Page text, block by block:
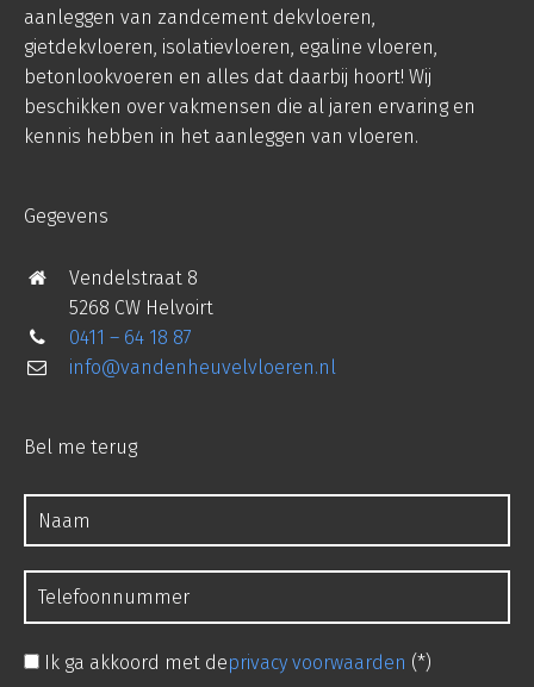
aanleggen van zandcement dekvloeren,
gietdekvloeren, isolatievloeren, egaline vloeren,
betonlookvoeren en alles dat daarbij hoort! Wij
beschikken over vakmensen die al jaren ervaring en
kennis hebben in het aanleggen van vloeren.
Gegevens
Vendelstraat 8
5268 CW Helvoirt
0411 – 64 18 87
info@vandenheuvelvloeren.nl
Bel me terug
Ik ga akkoord met deprivacy voorwaarden (*)